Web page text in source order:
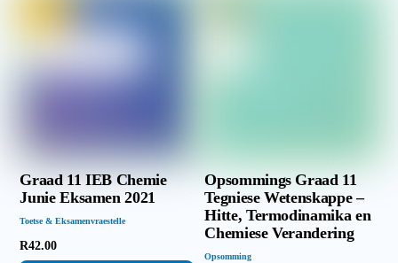
Graad 11 IEB Chemie
Junie Eksamen 2021
Toetse & Eksamenvraestelle
R42.00
Opsommings Graad 11
Tegniese Wetenskappe –
Hitte, Termodinamika en
Chemiese Verandering
Opsomming